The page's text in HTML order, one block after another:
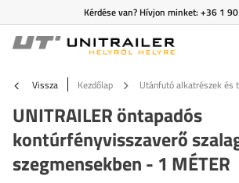
Kérdése van? Hívjon minket:+36 1
Vissza Kezdőlap Utánfutó alkatrészek és
UNITRAILER öntapadós
kontúrfényvisszaverő
szegmensekben - 1 MÉTER